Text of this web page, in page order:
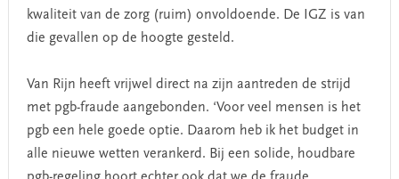
kwaliteit van de zorg (ruim) onvoldoende. De IGZ is van
die gevallen op de hoogte gesteld.
Van Rijn heeft vrijwel direct na zijn aantreden de strijd
met pgb-fraude aangebonden. ‘Voor veel mensen is het
pgb een hele goede optie. Daarom heb ik het budget in
alle nieuwe wetten verankerd. Bij een solide, houdbare